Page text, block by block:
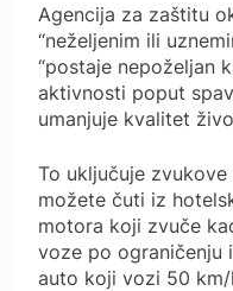
Agencija za zaštitu
“neželjenim ili
“postaje nepoželjan
aktivnosti poput
umanjuje kvalitet
To uključuje
možete čuti iz
motora koji zvuče
voze po ograničenju
auto koji vozi 50